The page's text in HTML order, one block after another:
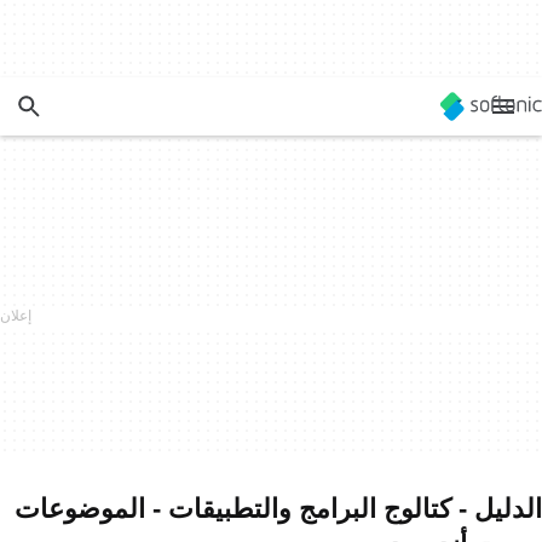
الدليل - كتالوج البرامج والتطبيقات - الموضوعات